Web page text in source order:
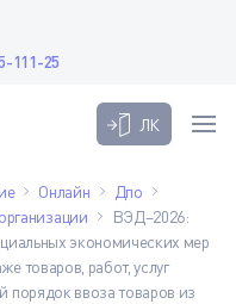
111-25
ЛК
Онлайн
Дпо
ВЭД–2026:
экономических мер
товаров, работ, услуг
порядок ввоза товаров из